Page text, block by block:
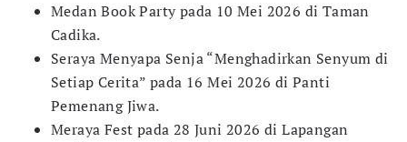
Medan Book Party pada 10 Mei 2026 di Taman
Cadika.
Seraya Menyapa Senja “Menghadirkan Senyum di
Setiap Cerita” pada 16 Mei 2026 di Panti
Pemenang Jiwa.
Meraya Fest pada 28 Juni 2026 di Lapangan